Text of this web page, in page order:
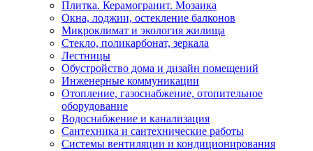
Плитка. Керамогранит. Мозаика
Окна, лоджии, остекление балконов
Микроклимат и экология жилища
Стекло, поликарбонат, зеркала
Лестницы
Обустройство дома и дизайн помещений
Инженерные коммуникации
Отопление, газоснабжение, отопительное
оборудование
Водоснабжение и канализация
Сантехника и сантехнические работы
Системы вентиляции и кондиционирования